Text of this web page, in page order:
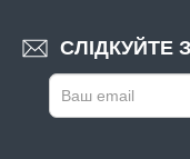
СЛІДКУЙТЕ